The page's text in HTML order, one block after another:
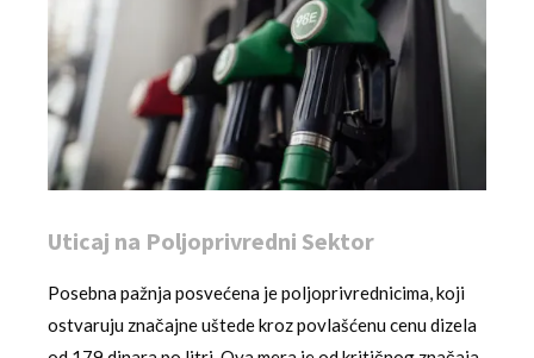
Uticaj na Poljoprivredni Sektor
Posebna pažnja posvećena je poljoprivrednicima, koji
ostvaruju značajne uštede kroz povlašćenu cenu dizela